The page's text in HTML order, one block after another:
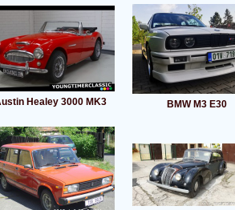
Healey 3000 MK3 BMW M3 E30